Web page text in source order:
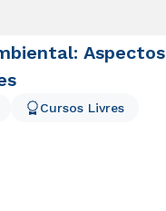
Aspectos
Cursos Livres